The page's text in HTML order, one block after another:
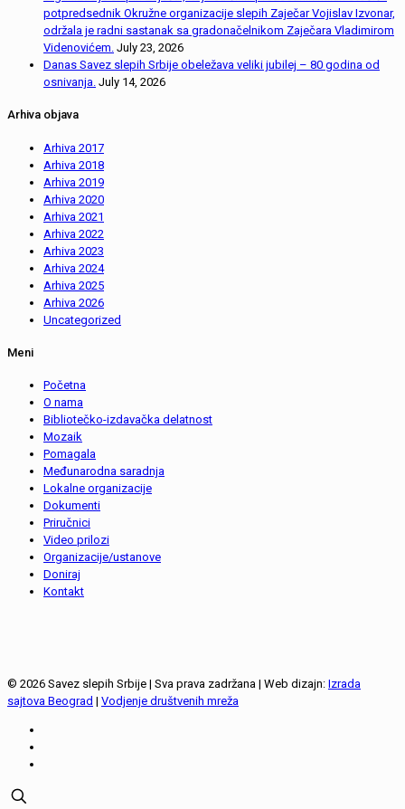
potpredsednik Okružne organizacije slepih Zaječar Vojislav Izvonar,
održala je radni sastanak sa gradonačelnikom Zaječara Vladimirom
Videnovićem. July 23, 2026
Danas Savez slepih Srbije obeležava veliki jubilej – 80 godina od
osnivanja. July 14, 2026
Arhiva objava
Arhiva 2017
Arhiva 2018
Arhiva 2019
Arhiva 2020
Arhiva 2021
Arhiva 2022
Arhiva 2023
Arhiva 2024
Arhiva 2025
Arhiva 2026
Uncategorized
Meni
Početna
O nama
Bibliotečko-izdavačka delatnost
Mozaik
Pomagala
Međunarodna saradnja
Lokalne organizacije
Dokumenti
Priručnici
Video prilozi
Organizacije/ustanove
Doniraj
Kontakt
© 2026 Savez slepih Srbije | Sva prava zadržana | Web dizajn: Izrada
sajtova Beograd | Vodjenje društvenih mreža